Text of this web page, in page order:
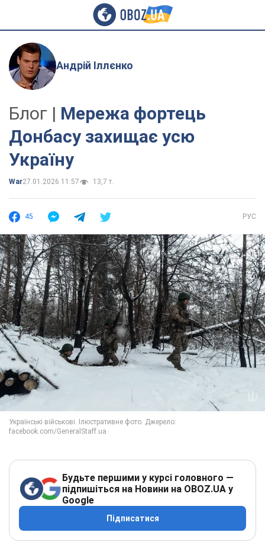
Андрій Іллєнко
Блог | Мережа фортець
Донбасу захищає усю
Україну
War27.01.2026 11:57 13,7 т.
45 РУС
Будьте першими у курсі головного —
підпишіться на Новини на OBOZ.UA у
Google
Підписатися